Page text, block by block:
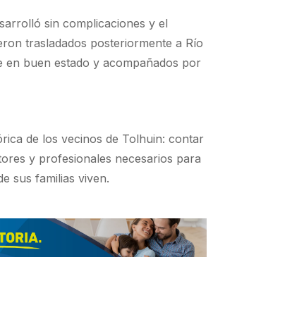
sin complicaciones y el
trasladados posteriormente a Río
buen estado y acompañados por
de los vecinos de Tolhuin: contar
y profesionales necesarios para
sus familias viven.